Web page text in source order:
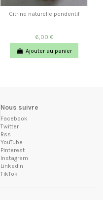
Citrine naturelle pendentif
6,00 €
Ajouter au panier
Nous suivre
Facebook
Twitter
Rss
YouTube
Pinterest
Instagram
LinkedIn
TikTok